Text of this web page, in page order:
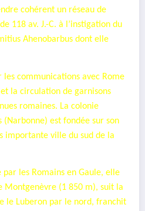
cohérent un réseau de
118 av. J.-C. à l’instigation du
Ahenobarbus dont elle
communications avec Rome
la circulation de garnisons
romaines. La colonie
est fondée sur son
importante ville du sud de la
les Romains en Gaule, elle
Montgenèvre (1 850 m), suit la
le Luberon par le nord, franchit